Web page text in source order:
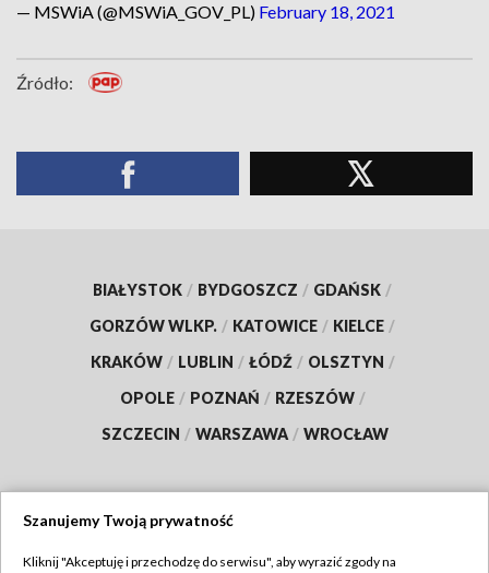
— MSWiA (@MSWiA_GOV_PL) February 18, 2021
Źródło:
BIAŁYSTOK / BYDGOSZCZ / GDAŃSK /
GORZÓW WLKP. / KATOWICE / KIELCE /
KRAKÓW / LUBLIN / ŁÓDŹ / OLSZTYN /
OPOLE / POZNAŃ / RZESZÓW /
SZCZECIN / WARSZAWA / WROCŁAW
Szanujemy Twoją prywatność
Kliknij "Akceptuję i przechodzę do serwisu", aby wyrazić zgody na